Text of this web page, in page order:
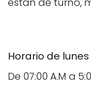
Horario de
De 07:00 A.M a